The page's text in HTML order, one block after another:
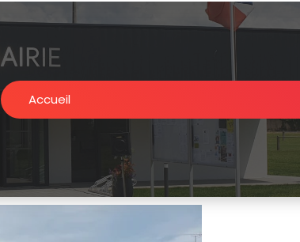
Accueil